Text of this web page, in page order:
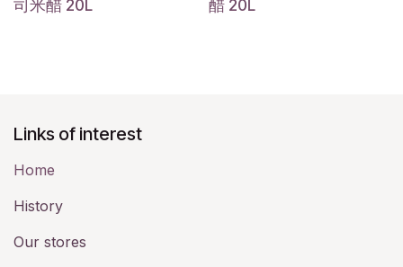
司米醋 20L
醋 20L
Links of interest
Home
History​
Our stores